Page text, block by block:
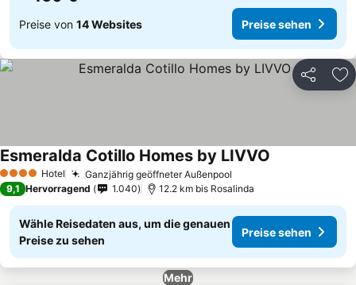
Preise von 14 Websites Preise sehen
Teilen
4 Sterne Hotel Ganzjährig geöffneter Außenpool
Esmeralda Cotillo Homes by LIVVO
9,1 Hervorragend 1.040 12.2 km bis Rosalinda
Wähle Reisedaten aus, um die genauen
Preise zu sehen
Preise sehen
Mehr